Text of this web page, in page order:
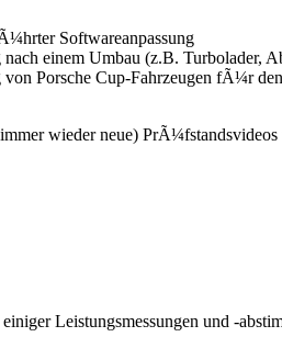
Softwareanpassung
einem Umbau (z.B. Turbolader,
Porsche Cup-Fahrzeugen fÃ¼r
wieder neue)
Leistungsmessungen und -